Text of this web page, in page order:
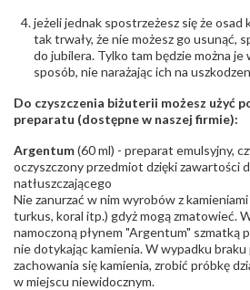
jeżeli jednak spostrzeżesz się że
tak trwały, że nie możesz go usunąć,
do jubilera. Tylko tam będzie można
sposób, nie narażając ich na
Do czyszczenia biżuterii możesz użyć
preparatu (dostępne w naszej firmie):
Argentum(60 ml) - preparat emulsyjny,
oczyszczony przedmiot dzięki zawartości
natłuszczającego
Nie zanurzać w nim wyrobów z
turkus, koral itp.) gdyż mogą zmatowieć.
namoczoną płynem "Argentum" szmatką
nie dotykając kamienia. W wypadku
zachowania się kamienia, zrobić próbkę
w miejscu niewidocznym.